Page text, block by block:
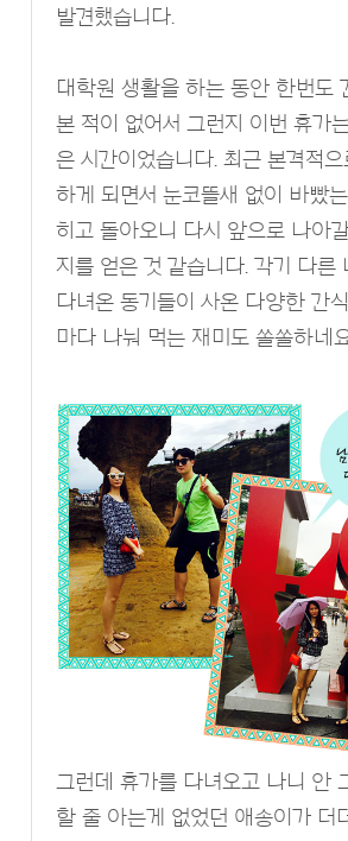
발견했습니다.
대학원 생활을 하는 동안 한번도
본 적이 없어서 그런지 이번 휴가
은 시간이었습니다. 최근 본격적
하게 되면서 눈코뜰새 없이 바빴
히고 돌아오니 다시 앞으로 나아
지를 얻은 것 같습니다. 각기 다른
다녀온 동기들이 사온 다양한 간
마다 나눠 먹는 재미도 쏠쏠하네
그런데 휴가를 다녀오고 나니 안
할 줄 아는게 없었던 애송이가 더